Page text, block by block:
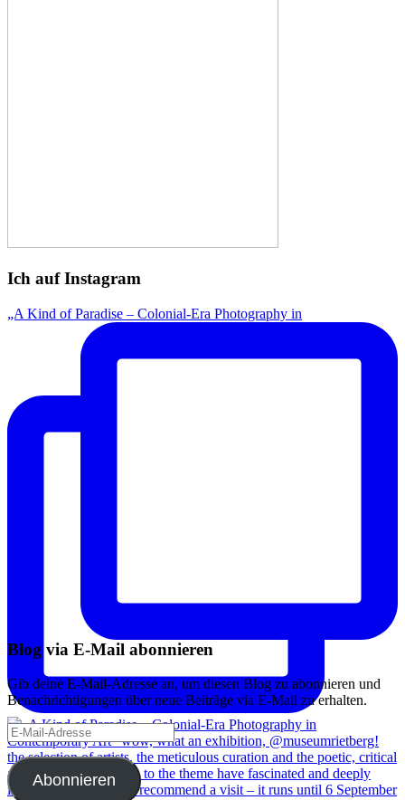
Ich auf Instagram
„A Kind of Paradise – Colonial-Era Photography in
Blog via E-Mail abonnieren
Gib deine E-Mail-Adresse an, um diesen Blog zu abonnieren und
Benachrichtigungen über neue Beiträge via E-Mail zu erhalten.
E-
Mail-
Adresse
Abonnieren